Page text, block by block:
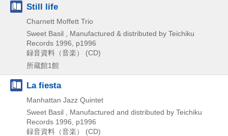
Still life
Charnett Moffett Trio
Sweet Basil , Manufactured & distributed by Teichiku
Records 1996, p1996
録音資料（音楽） (CD)
所蔵館1館
La fiesta
Manhattan Jazz Quintet
Sweet Basil , Manufactured and distributed by Teichiku
Records 1996, p1996
録音資料（音楽） (CD)